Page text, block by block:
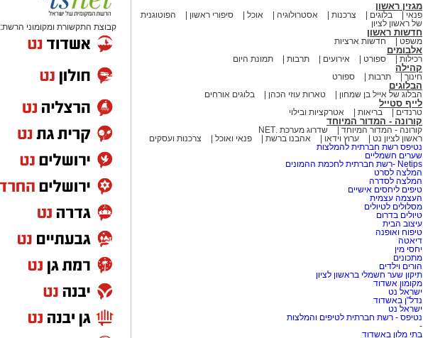
מגזין ראשון
פנאי בלוגים צרכנות אסטרולוגיה אוכל סיפורי ראשון
הפוטוגנית
של ראשון לציון
חדשות ראשון
משפט חדשות ארציות
אלבומים
רכילות ספורט אירועים תרבות תמונת היום
קהילה
חינוך תרבות ספורט
הבלוגים
הבלוג של אייל בן שמחון טארות עוזי הכהן בלוגים אורחים
לייף סטייל
טרנדים בריאות אטרקציות ובילוי
קורונה - המדור המיוחד
קורונה - המדור המיוחד
שדרוג מערכת .NET
ראשון לציון נט
ערוץ וידאו אהבנו ברשת פנאי ואוכל
צרכנות ועסקים
נטיפס רשת חברתית להמלצות
שערים חשמליים
Netips -רשת חברתית לחכמת ההמונים
המלצה לסרט
המלצה לסדרה
טיפים ליחסים אישיים
העצמה עצמית
מסלולים לטיולים
טיולים בדרום
עיצוב הבית
טיפוח ואופנה
דיאטה
יחסי מין
מתכונים
הורים וילדים
תיקון שער חשמלי בראשון לציון
מקומון אשדוד
ישראל נט
נדל"ן באשדוד
ישראל נט
נטיפס - רשת חברתית לטיפים והמלצות
-
בתי מלון באשדוד
קבוצת התקשורת ומקומוני הרשת: